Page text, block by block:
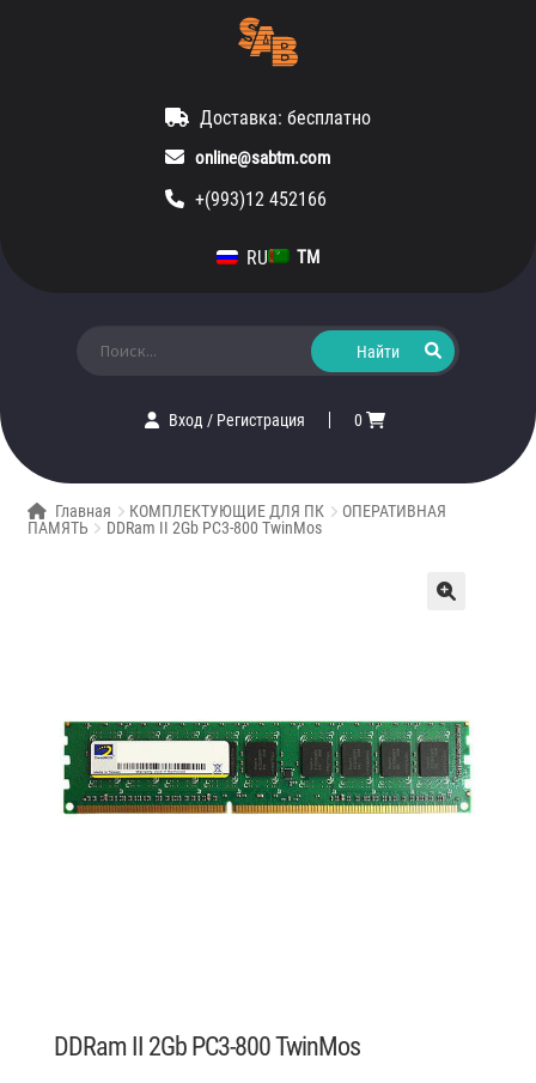
Доставка: бесплатно
online@sabtm.com
+(993)12 452166
RU TM
Вход/ Регистрация 0
Главная КОМПЛЕКТУЮЩИЕ ДЛЯ ПК
ОПЕРАТИВНАЯ
ПАМЯТЬ
DDRam II 2Gb PC3-800 TwinMos
DDRam II 2Gb PC3-800 TwinMos